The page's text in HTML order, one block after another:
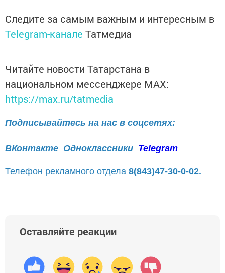
Следите за самым важным и интересным в
Telegram-канале Татмедиа
Читайте новости Татарстана в
национальном мессенджере MАХ:
https://max.ru/tatmedia
Подписывайтесь на нас в соцсетях:
ВКонтакте Одноклассники Telegram
Телефон рекламного отдела 8(843)47-30-0-02.
Оставляйте реакции